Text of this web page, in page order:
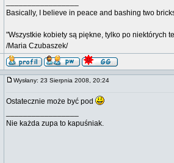
Basically, I believe in peace and bashing two
"Wszystkie kobiety są piękne, tylko po niektórych
/Maria Czubaszek/
Wysłany: 23 Sierpnia 2008, 20:24
Ostatecznie może być pod
Nie każda zupa to kapuśniak.